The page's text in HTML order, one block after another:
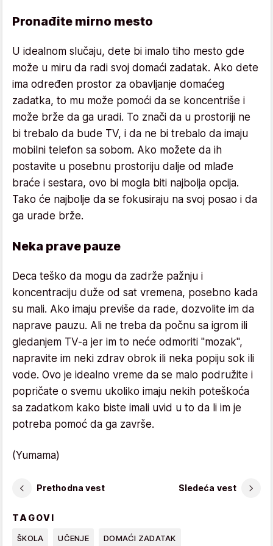
Pronađite mirno mesto
U idealnom slučaju, dete bi imalo tiho mesto gde
može u miru da radi svoj domaći zadatak. Ako dete
ima određen prostor za obavljanje domaćeg
zadatka, to mu može pomoći da se koncentriše i
može brže da ga uradi. To znači da u prostoriji ne
bi trebalo da bude TV, i da ne bi trebalo da imaju
mobilni telefon sa sobom. Ako možete da ih
postavite u posebnu prostoriju dalje od mlađe
braće i sestara, ovo bi mogla biti najbolja opcija.
Tako će najbolje da se fokusiraju na svoj posao i da
ga urade brže.
Neka prave pauze
Deca teško da mogu da zadrže pažnju i
koncentraciju duže od sat vremena, posebno kada
su mali. Ako imaju previše da rade, dozvolite im da
naprave pauzu. Ali ne treba da počnu sa igrom ili
gledanjem TV-a jer im to neće odmoriti "mozak",
napravite im neki zdrav obrok ili neka popiju sok ili
vode. Ovo je idealno vreme da se malo podružite i
popričate o svemu ukoliko imaju nekih poteškoća
sa zadatkom kako biste imali uvid u to da li im je
potreba pomoć da ga završe.
(Yumama)
Prethodna vest Sledeća vest
TAGOVI
ŠKOLA UČENJE DOMAĆI ZADATAK